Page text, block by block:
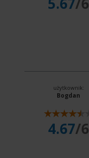
użytkownik:
Bogdan
4.67/6